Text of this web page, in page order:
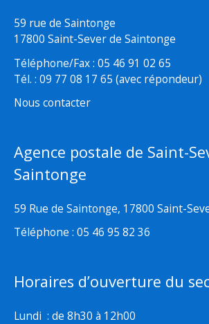
59 rue de Saintonge
17800 Saint-Sever de Saintonge
Téléphone/Fax : 05 46 91 02 65
Tél. : 09 77 08 17 65 (avec répondeur)
Nous contacter
Agence postale de Saint-
Saintonge
59 Rue de Saintonge, 17800 Saint-
Téléphone : 05 46 95 82 36
Horaires d’ouverture du
Lundi : de 8h30 à 12h00